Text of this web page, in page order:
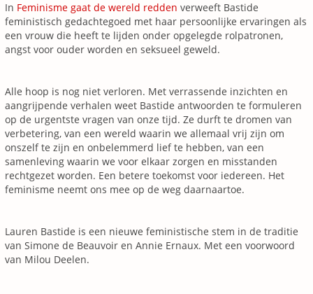
In Feminisme gaat de wereld redden verweeft Bastide
feministisch gedachtegoed met haar persoonlijke ervaringen als
een vrouw die heeft te lijden onder opgelegde rolpatronen,
angst voor ouder worden en seksueel geweld.
Alle hoop is nog niet verloren. Met verrassende inzichten en
aangrijpende verhalen weet Bastide antwoorden te formuleren
op de urgentste vragen van onze tijd. Ze durft te dromen van
verbetering, van een wereld waarin we allemaal vrij zijn om
onszelf te zijn en onbelemmerd lief te hebben, van een
samenleving waarin we voor elkaar zorgen en misstanden
rechtgezet worden. Een betere toekomst voor iedereen. Het
feminisme neemt ons mee op de weg daarnaartoe.
Lauren Bastide is een nieuwe feministische stem in de traditie
van Simone de Beauvoir en Annie Ernaux. Met een voorwoord
van Milou Deelen.